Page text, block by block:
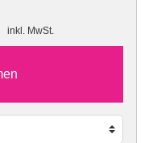
inkl. MwSt.